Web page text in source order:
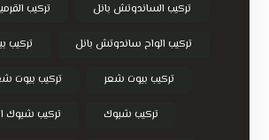
تركيب الساندوتش بانل تركيب
تركيب الواح ساندوتش بانل تركيب
تركيب بيوت شعر تركيب بيوت
تركيب شبوك تركيب شبوك